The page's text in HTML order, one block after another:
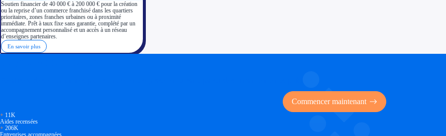
Soutien financier de 40 000 € à 200 000 € pour la création
ou la reprise d’un commerce franchisé dans les quartiers
prioritaires, zones franches urbaines ou à proximité
immédiate. Prêt à taux fixe sans garantie, complété par un
accompagnement personnalisé et un accès à un réseau
d’enseignes partenaires.
En savoir plus
Commencer maintenant
+ 11K
Aides recensées
+ 206K
Entreprises accompagnées